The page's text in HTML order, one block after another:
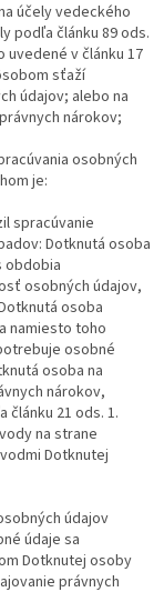
účely vedeckého
podľa článku 89 ods.
v článku 17
sťaží
údajov; alebo na
nárokov;
osobných
je:
spracúvanie
Dotknutá osoba
obdobia
osobných údajov,
osoba
namiesto toho
osobné
osoba na
nárokov,
článku 21 ods. 1.
na strane
Dotknutej
údajov
údaje sa
Dotknutej osoby
právnych